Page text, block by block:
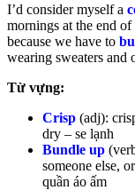
I’d consider myself a
mornings at the end
because we have to
wearing sweaters and
Từ vựng:
Crisp (adj):
dry – se lạnh
Bundle up
someone else,
quần áo ấm